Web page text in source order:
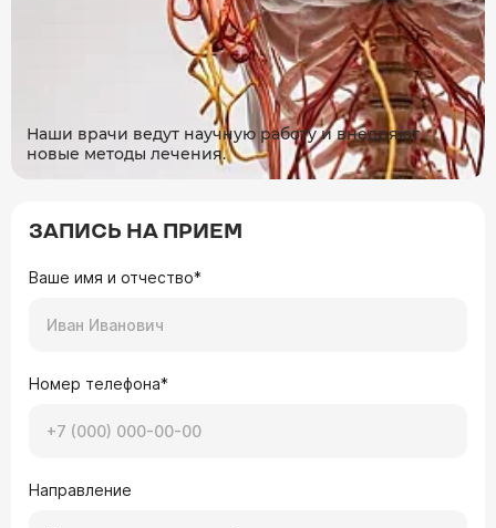
Наши врачи ведут научную работу и внедряют
новые методы лечения.
ЗАПИСЬ НА ПРИЕМ
Ваше имя и отчество*
Номер телефона*
Направление